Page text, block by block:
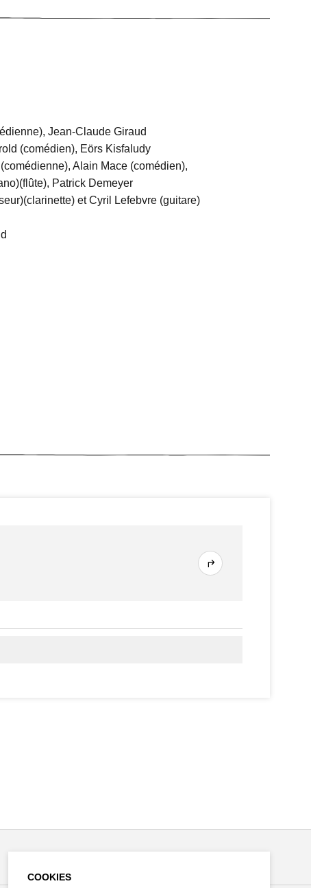
Jean-Claude Giraud
(comédien), Eörs Kisfaludy
Alain Mace (comédien),
Patrick Demeyer
et Cyril Lefebvre (guitare)
COOKIES